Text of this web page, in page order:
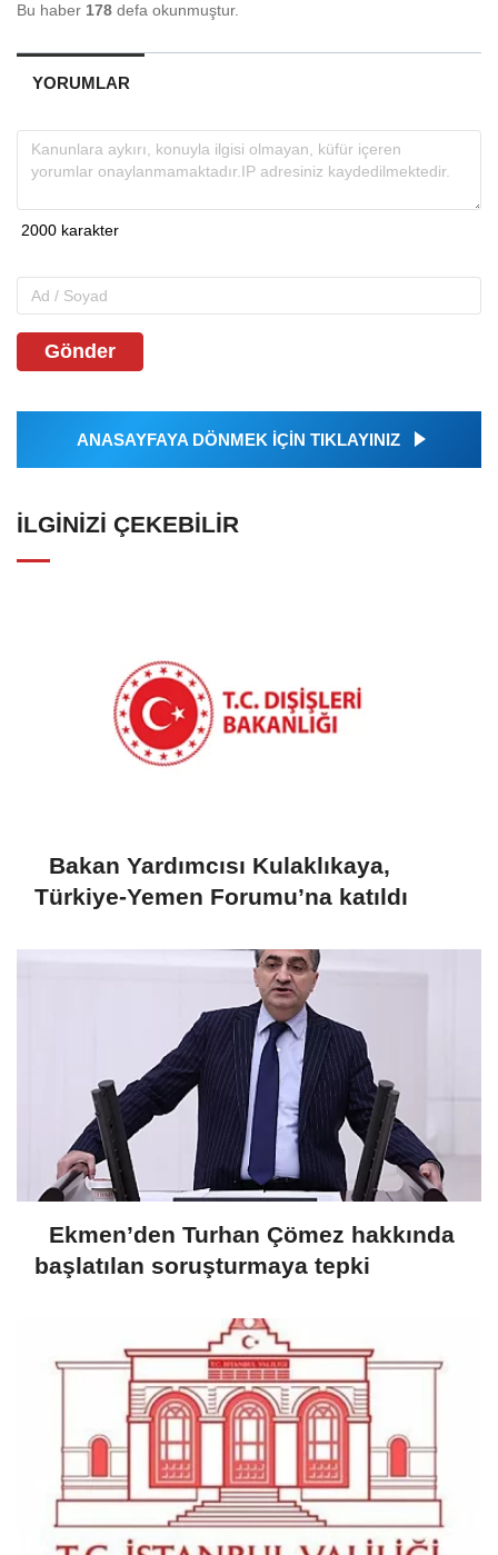
Bu haber 178 defa okunmuştur.
YORUMLAR
Gönder
ANASAYFAYA DÖNMEK İÇİN TIKLAYINIZ
İLGINIZI ÇEKEBILIR
Bakan Yardımcısı Kulaklıkaya,
Türkiye-Yemen Forumu’na katıldı
Ekmen’den Turhan Çömez hakkında
başlatılan soruşturmaya tepki